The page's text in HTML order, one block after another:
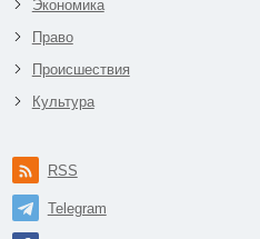
Экономика
Право
Происшествия
Культура
RSS
Telegram